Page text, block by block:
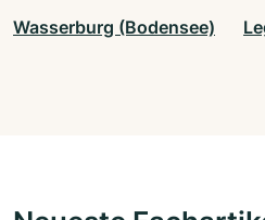
Wasserburg (Bodensee)